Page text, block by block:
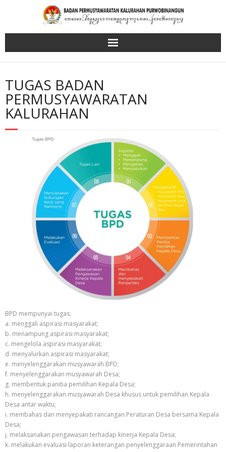
TUGAS BADAN
PERMUSYAWARATAN
KALURAHAN
BPD mempunyai tugas:
a. menggali aspirasi masyarakat;
b. menampung aspirasi masyarakat;
c. mengelola aspirasi masyarakat;
d. menyalurkan aspirasi masyarakat;
e. menyelenggarakan musyawarah BPD;
f. menyelenggarakan musyawarah Desa;
g. membentuk panitia pemilihan Kepala Desa;
h. menyelenggarakan musyawarah Desa khusus untuk pemilihan Kepala
Desa antar waktu;
i. membahas dan menyepakati rancangan Peraturan Desa bersama Kepala
Desa;
j. melaksanakan pengawasan terhadap kinerja Kepala Desa;
k. melakukan evaluasi laporan keterangan penyelenggaraan Pemerintahan